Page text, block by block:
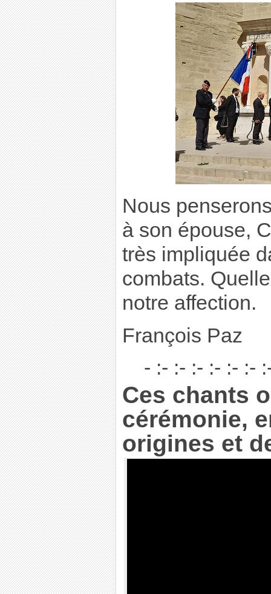
Nous
à son épouse,
très impliquée
combats.
notre affection.
François Paz
- :- :- :- :- :- :-
Ces chants
cérémonie,
origines et